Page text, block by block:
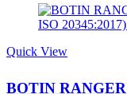
Quick View
BOTIN